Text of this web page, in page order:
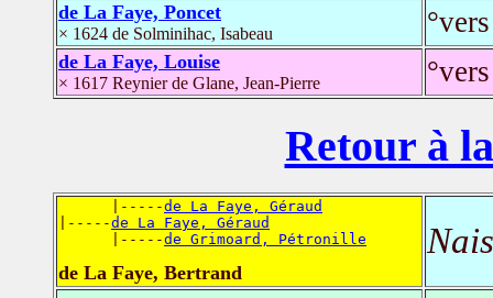
de La Faye, Poncet
× 1624 de Solminihac, Isabeau
de La Faye, Louise
× 1617 Reynier de Glane, Jean-Pierre
Retour à
      |-----
de La Faye, Géraud
|-----de La Faye, Géraud
      |-----
de Grimoard, Pétronille
de La Faye, Bertrand